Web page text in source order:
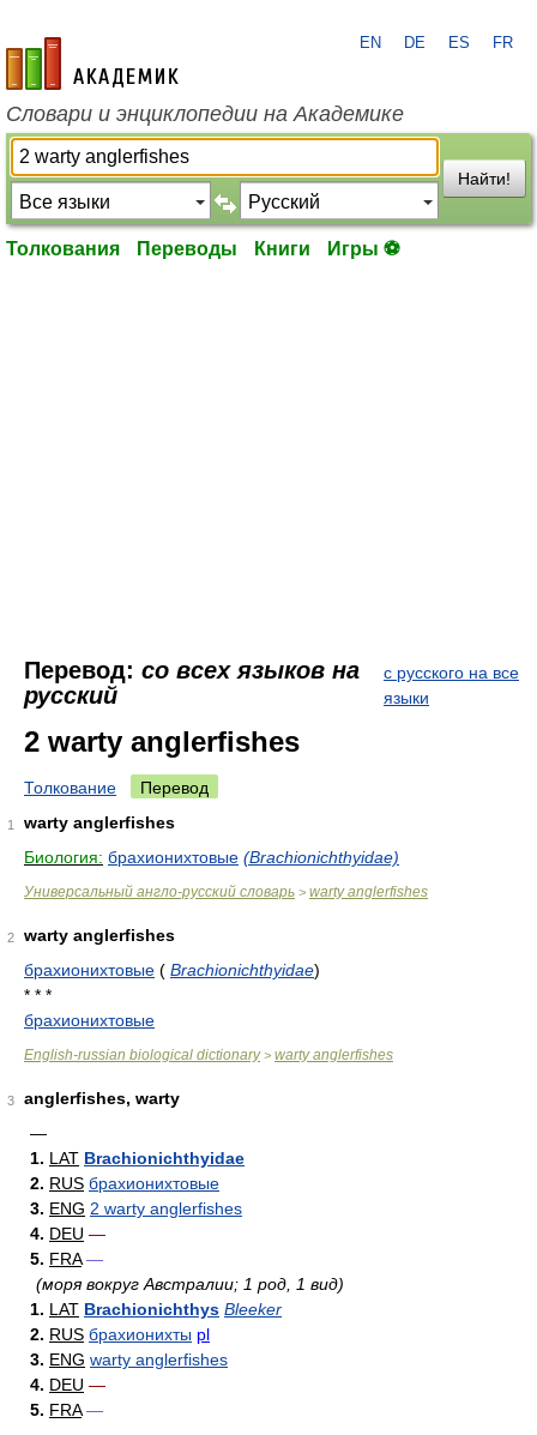
academic.ru
EN DE ES FR
Словари и энциклопедии на Академике
Найти!
Толкования Переводы Книги Игры ⚽
Перевод: со всех языков на
русский
с русского на все
языки
2 warty anglerfishes
Толкование Перевод
1
warty anglerfishes
Биология: брахионихтовые (Brachionichthyidae)
Универсальный англо-русский словарь > warty anglerfishes
2
warty anglerfishes
брахионихтовые ( Brachionichthyidae)
* * *
брахионихтовые
English-russian biological dictionary> warty anglerfishes
3
anglerfishes, warty
—
1. LAT Brachionichthyidae
2. RUS брахионихтовые
3. ENG 2 warty anglerfishes
4. DEU —
5. FRA —
(моря вокруг Австралии; 1 род, 1 вид)
1. LAT Brachionichthys Bleeker
2. RUS брахионихты pl
3. ENG warty anglerfishes
4. DEU —
5. FRA —